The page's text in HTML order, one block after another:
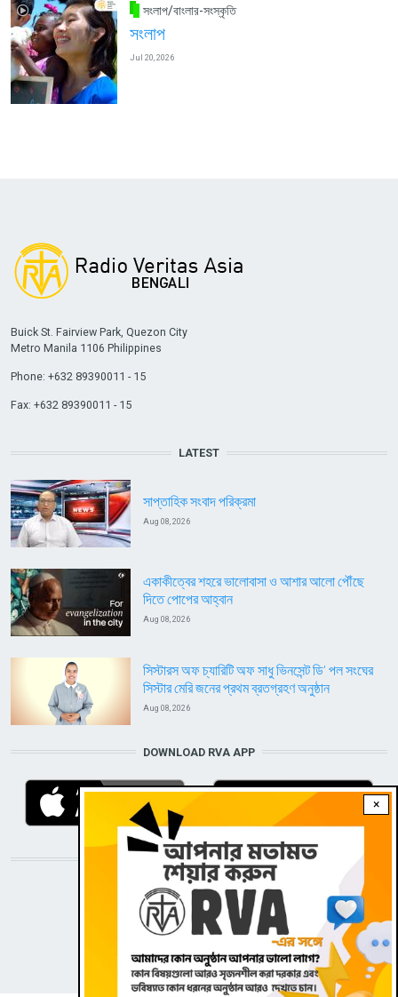
সংলাপ/বাংলার-সংস্কৃতি
সংলাপ
Jul 20, 2026
×
Buick St. Fairview Park, Quezon City
Metro Manila 1106 Philippines
Phone: +632 89390011 - 15
Fax: +632 89390011 - 15
LATEST
সাপ্তাহিক সংবাদ পরিক্রমা
Aug 08, 2026
একাকীত্বের শহরে ভালোবাসা ও আশার আলো পৌঁছে
দিতে পোপের আহ্বান
Aug 08, 2026
সিস্টারস অফ চ্যারিটি অফ সাধু ভিনসেন্ট ডি’ পল সংঘের
সিস্টার মেরি জনের প্রথম ব্রতগ্রহণ অনুষ্ঠান
Aug 08, 2026
DOWNLOAD RVA APP
STAY CONNECTED WITH US!